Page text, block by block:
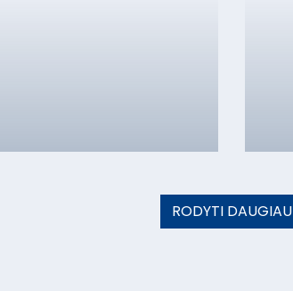
RODYTI DAUGIAU